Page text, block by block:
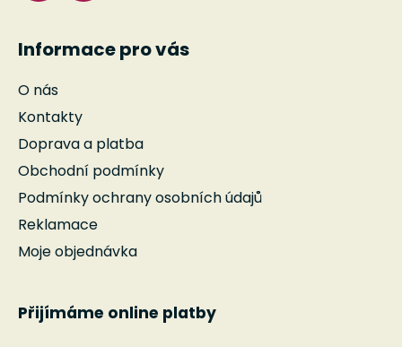
Informace pro vás
O nás
Kontakty
Doprava a platba
Obchodní podmínky
Podmínky ochrany osobních údajů
Reklamace
Moje objednávka
Přijímáme online platby